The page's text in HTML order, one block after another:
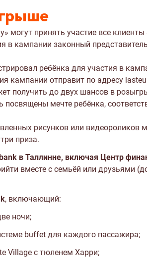
могут принять участие все
в кампании законный
ребёнка для участия в
кампании отправит по адресу
получить до двух шансов в
мечте ребёнка,
рисунков или
приза.
в Таллинне, включая Центр
вместе с семьёй или друзьями
, включающий:
ночи;
buffet для каждого пассажира;
Village с тюленем Харри;